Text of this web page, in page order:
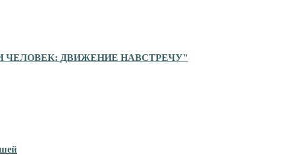
ЧЕЛОВЕК: ДВИЖЕНИЕ НАВСТРЕЧУ"